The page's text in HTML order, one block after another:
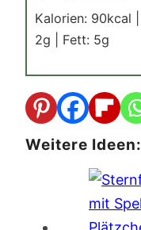
Kalorien: 90kcal
2g Fett: 5g
Weitere Ideen: